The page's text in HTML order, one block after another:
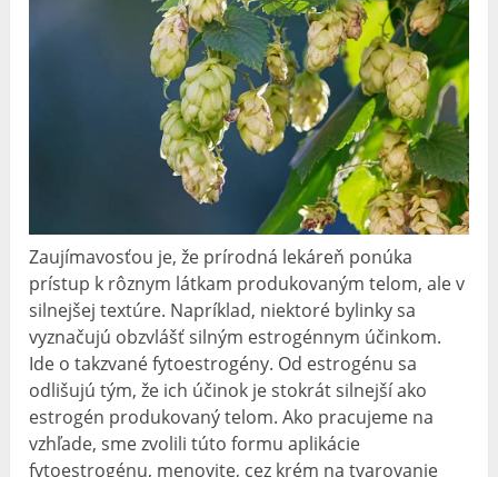
Zaujímavosťou je, že prírodná lekáreň ponúka
prístup k rôznym látkam produkovaným telom, ale v
silnejšej textúre. Napríklad, niektoré bylinky sa
vyznačujú obzvlášť silným estrogénnym účinkom.
Ide o takzvané fytoestrogény. Od estrogénu sa
odlišujú tým, že ich účinok je stokrát silnejší ako
estrogén produkovaný telom. Ako pracujeme na
vzhľade, sme zvolili túto formu aplikácie
fytoestrogénu, menovite, cez krém na tvarovanie